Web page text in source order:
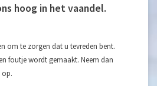
hoog in het vaandel.
om te zorgen dat u tevreden bent.
foutje wordt gemaakt. Neem dan